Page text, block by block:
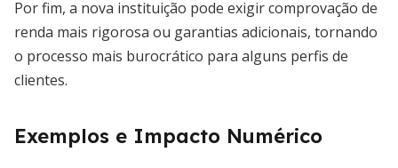
Por fim, a nova instituição pode exigir comprovação de
renda mais rigorosa ou garantias adicionais, tornando
o processo mais burocrático para alguns perfis de
clientes.
Exemplos e Impacto Numérico